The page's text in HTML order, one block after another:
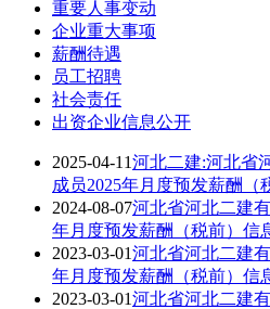
重要人事变动
企业重大事项
薪酬待遇
员工招聘
社会责任
出资企业信息公开
2025-04-11河北二建:河北省
成员2025年月度预发薪酬（
2024-08-07河北省河北二建
年月度预发薪酬（税前）信
2023-03-01河北省河北二建
年月度预发薪酬（税前）信
2023-03-01河北省河北二建